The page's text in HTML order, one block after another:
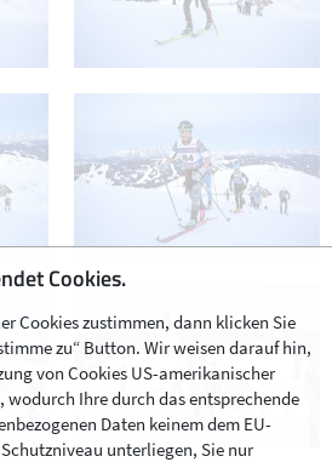
Cookies.
Cookies zustimmen, dann klicken Sie
zu“ Button. Wir weisen darauf hin,
von Cookies US-amerikanischer
Ihre durch das entsprechende
Daten keinem dem EU-
unterliegen, Sie nur